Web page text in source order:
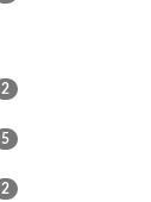
2
5
2